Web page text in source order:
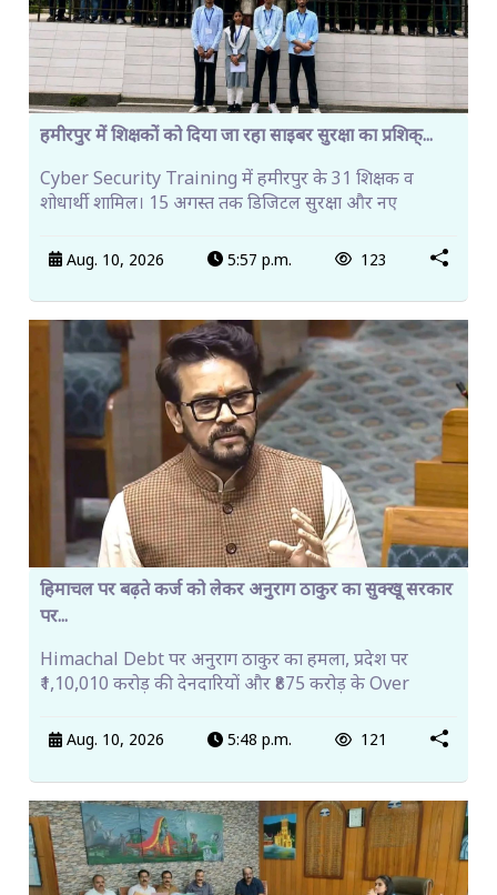
हमीरपुर में शिक्षकों को दिया जा रहा साइबर सुरक्षा का प्रशिक्...
Cyber Security Training में हमीरपुर के 31 शिक्षक व
शोधार्थी शामिल। 15 अगस्त तक डिजिटल सुरक्षा और नए
Aug. 10, 2026 5:57 p.m. 123
हिमाचल पर बढ़ते कर्ज को लेकर अनुराग ठाकुर का सुक्खू सरकार
पर...
Himachal Debt पर अनुराग ठाकुर का हमला, प्रदेश पर
₹1,10,010 करोड़ की देनदारियों और ₹875 करोड़ के Over
Aug. 10, 2026 5:48 p.m. 121